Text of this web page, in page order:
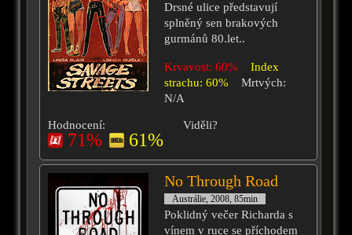
Drsné ulice představují
splněný sen brakových
gurmánů 80.let..
Krvavost: 60%
Index
strachu: 60%
Mrtvých:
N/A
Hodnocení:
71% 61%
Viděli?
No Through Road
Austrálie, 2008, 85min
Poklidný večer Richarda s
vínem v ruce se příchodem